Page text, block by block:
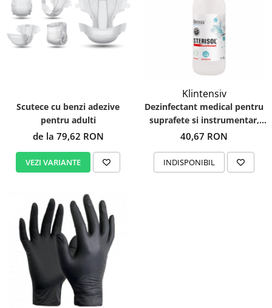
Scutece cu benzi adezive
pentru adulti
de la 79,62 RON
VEZI VARIANTE
Klintensiv
Dezinfectant medical pentru
suprafete si instrumentar,
Sterisol
40,67 RON
INDISPONIBIL